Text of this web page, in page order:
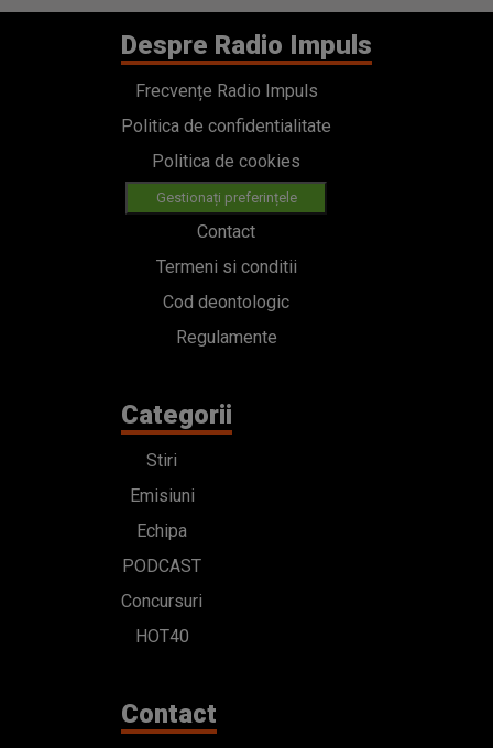
Despre Radio Impuls
Frecvențe Radio Impuls
Politica de confidentialitate
Politica de cookies
Gestionați preferințele
Contact
Termeni si conditii
Cod deontologic
Regulamente
Categorii
Stiri
Emisiuni
Echipa
PODCAST
Concursuri
HOT40
Contact